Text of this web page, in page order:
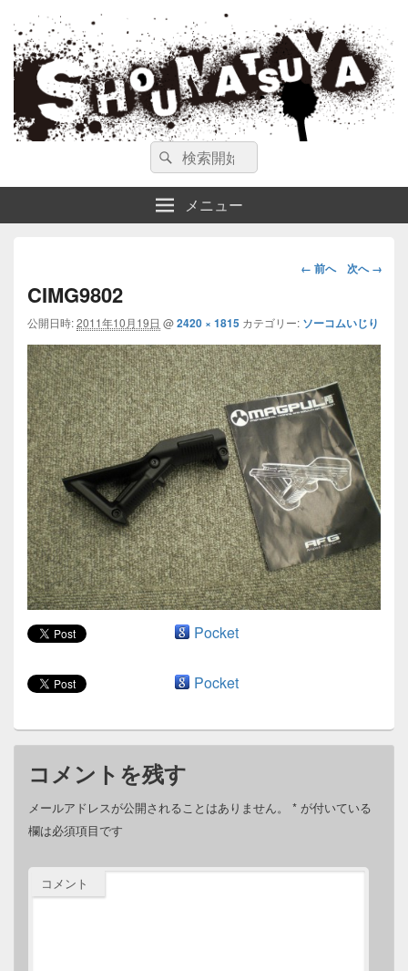
ガンスミス 庄松屋
庄松屋は様々なガンスミスを 製作途中や動画を交えて公開しています。
検
索
対
象:
検
索
メニュー
画
ビ
ゲ
ー
シ
ョ
ン
← 前へ 次へ →
CIMG9802
公開日時:2011年10月19日 @2420 × 1815 カテゴリー: ソーコムいじり
Pocket
Pocket
コメントを残す
メールアドレスが公開されることはありません。 * が付いている
欄は必須項目です
コメント